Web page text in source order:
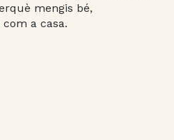
mengis bé,
a casa.